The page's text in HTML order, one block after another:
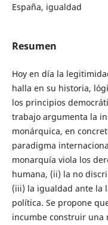
España, igualdad
Resumen
Hoy en día la
halla en su historia,
los principios
trabajo argumenta la
monárquica, en
paradigma
monarquía viola los
humana, (ii) la no
(iii) la igualdad ante la
política. Se propone
incumbe construir una